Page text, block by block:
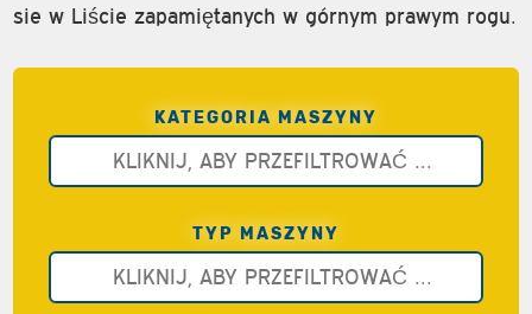
sie w Liście zapamiętanych w górnym prawym rogu.
KATEGORIA MASZYNY
TYP MASZYNY